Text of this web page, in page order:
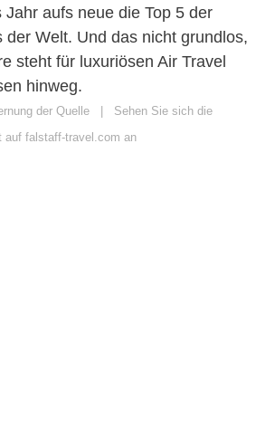
Jahr aufs neue die Top 5 der
der Welt. Und das nicht grundlos,
steht für luxuriösen Air Travel
hinweg.
der Quelle | Sehen Sie sich die
auf falstaff-travel.com an